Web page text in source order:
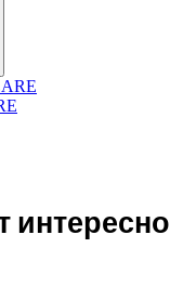
интересно